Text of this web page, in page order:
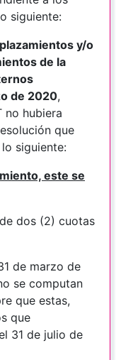
siguiente:
y/o
de la
de 2020,
no hubiera
que
siguiente:
este se
dos (2) cuotas
de marzo de
se computan
que estas,
que
31 de julio de